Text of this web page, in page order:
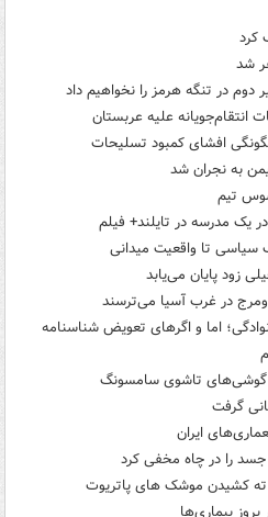
کرد
شد
در تنگه هرمز را نخواهیم داد
انتقام‌جویانه علیه عربستان
افشای کمبود تسلیحات
به نجران شد
تیم
سیاسی تا واقعیت میدانی
زود پایان می‌یابد
در غرب آسیا می‌ترسند
اما و اگرهای تعویض شناسنامه
گوشی‌های تاشوی سامسونگ
ایران
را در چاه مخفی کرد
ته کشیدن موشک های پاتریوت
بیماری‌ها